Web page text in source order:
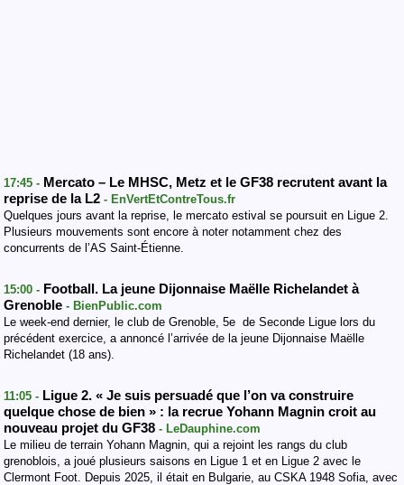
17:45 - Mercato – Le MHSC, Metz et le GF38 recrutent avant la
reprise de la L2 - EnVertEtContreTous.fr
Quelques jours avant la reprise, le mercato estival se poursuit en Ligue 2.
Plusieurs mouvements sont encore à noter notamment chez des
concurrents de l’AS Saint-Étienne.
15:00 - Football. La jeune Dijonnaise Maëlle Richelandet à
Grenoble - BienPublic.com
Le week-end dernier, le club de Grenoble, 5e de Seconde Ligue lors du
précédent exercice, a annoncé l’arrivée de la jeune Dijonnaise Maëlle
Richelandet (18 ans).
11:05 - Ligue 2. « Je suis persuadé que l’on va construire
quelque chose de bien » : la recrue Yohann Magnin croit au
nouveau projet du GF38 - LeDauphine.com
Le milieu de terrain Yohann Magnin, qui a rejoint les rangs du club
grenoblois, a joué plusieurs saisons en Ligue 1 et en Ligue 2 avec le
Clermont Foot. Depuis 2025, il était en Bulgarie, au CSKA 1948 Sofia, avec